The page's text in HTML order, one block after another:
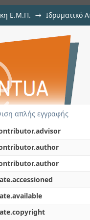
Ε.Μ.Π. → Ιδρυματικό
Σε
απλής εγγραφής